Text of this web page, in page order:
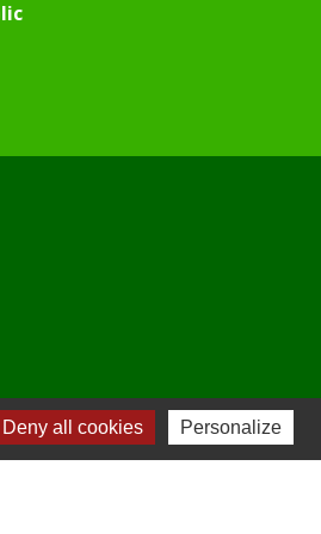
Deny all cookies Personalize